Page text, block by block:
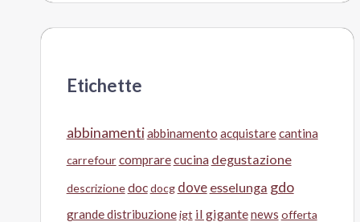
Etichette
abbinamentiabbinamento acquistarecantina
carrefour comprarecucina degustazione
descrizionedocdocg dove esselunga gdo
grande distribuzioneigt il gigantenews offerta